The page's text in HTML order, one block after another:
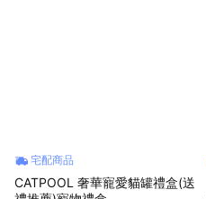
宅配商品
CATPOOL 奢華寵愛貓罐禮盒(送